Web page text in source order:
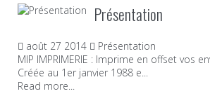
Présentation
août 27 2014
Présentation
MIP IMPRIMERIE : Imprime en offset vos
Créée au 1er janvier 1988 e...
Read more...